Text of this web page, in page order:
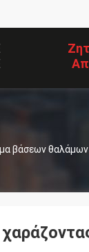
βάσεων θαλάμων